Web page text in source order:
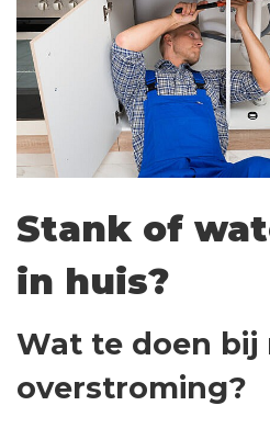
Stank of
in huis?
Wat te doen
overstroming?